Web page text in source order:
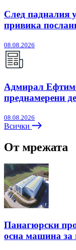
След падналия
привика
08.08.2026
Адмирал
преднамерени
08.08.2026
Всички
От мрежата
Панагюрски
осна машина за